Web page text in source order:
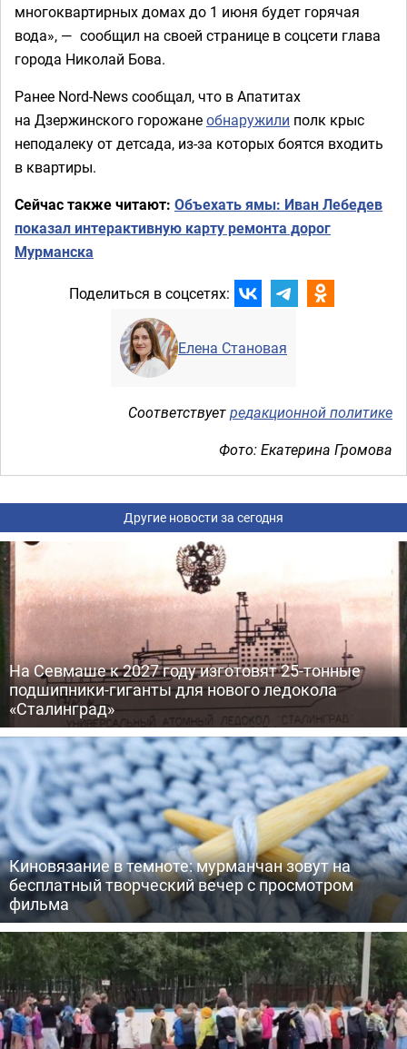
многоквартирных домах до 1 июня будет горячая
вода», — сообщил на своей странице в соцсети глава
города Николай Бова.
Ранее Nord-News сообщал, что в Апатитах
на Дзержинского горожанеобнаружили полк крыс
неподалеку от детсада, из-за которых боятся входить
в квартиры.
Сейчас также читают: Объехать ямы: Иван Лебедев
показал интерактивную карту ремонта дорог
Мурманска
Поделиться в соцсетях:
Елена Становая
Соответствуетредакционной политике
Фото: Екатерина Громова
Другие новости за сегодня
На Севмаше к 2027 году изготовят 25-тонные
подшипники-гиганты для нового ледокола
«Сталинград»
Киновязание в темноте: мурманчан зовут на
бесплатный творческий вечер с просмотром
фильма